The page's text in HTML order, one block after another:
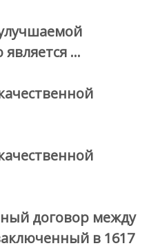
…
договор между
в 1617